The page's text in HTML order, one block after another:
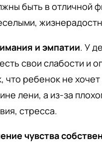
быть в отличной
и эмпатии. У
свои слабости и
что ребенок не
лени, а из-за
стресса.
чувства